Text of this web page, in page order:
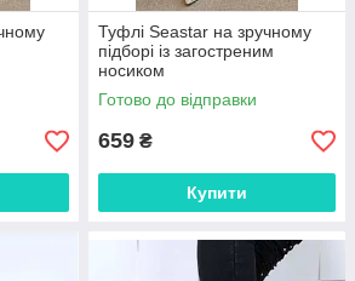
Туфлі Seastar на зручному
підборі із загостреним
носиком
Готово до відправки
659 ₴
Купити